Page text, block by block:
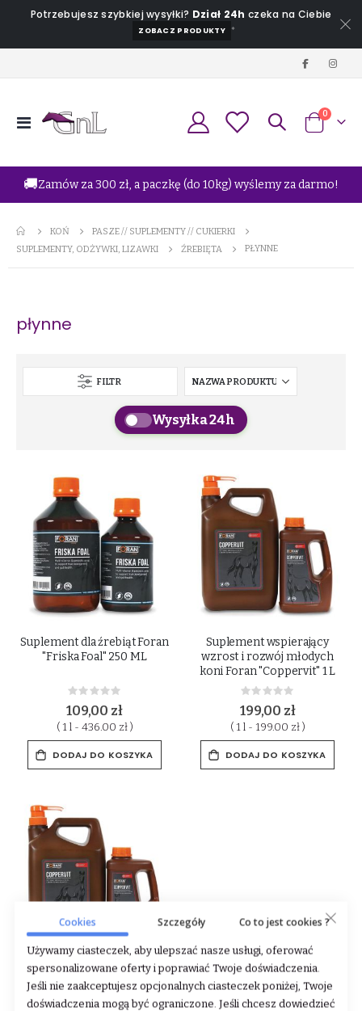
Potrzebujesz szybkiej wysyłki? Dział 24h czeka na Ciebie
ZOBACZ PRODUKTY *
Przełącznik
Koszyk
0
🚚Zamów za 300 zł, a paczkę (do 10kg) wyślemy za darmo!
KOŃ
PASZE // SUPLEMENTY // CUKIERKI
SUPLEMENTY, ODŻYWKI, LIZAWKI
ŹREBIĘTA PŁYNNE
płynne
FILTR
Wysyłka 24h
Suplement dla źrebiąt Foran
"Friska Foal" 250 ML
Rating:
0%
109,00 zł
( 1 l - 436.00 zł )
DODAJ DO KOSZYKA
Suplement wspierający
wzrost i rozwój młodych
koni Foran "Coppervit" 1 L
Rating:
0%
199,00 zł
( 1 l - 199.00 zł )
DODAJ DO KOSZYKA
Suplement wspierający
wzrost i rozwój młodych
koni Foran "Coppervit" 5 L
Cookies Szczegóły Co to jest cookies ?
Używamy ciasteczek, aby ulepszać nasze usługi, oferować
spersonalizowane oferty i poprawiać Twoje doświadczenia.
Jeśli nie zaakceptujesz opcjonalnych ciasteczek poniżej, Twoje
doświadczenia mogą być ograniczone. Jeśli chcesz dowiedzieć